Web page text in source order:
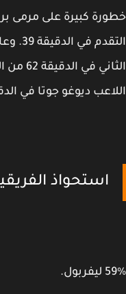
كبيرة على مرمى
التقدم
الثاني في
ديوغو جوتا في الدقيقة
استحواذ